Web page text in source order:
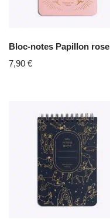
Bloc-notes Papillon rose
7,90 €